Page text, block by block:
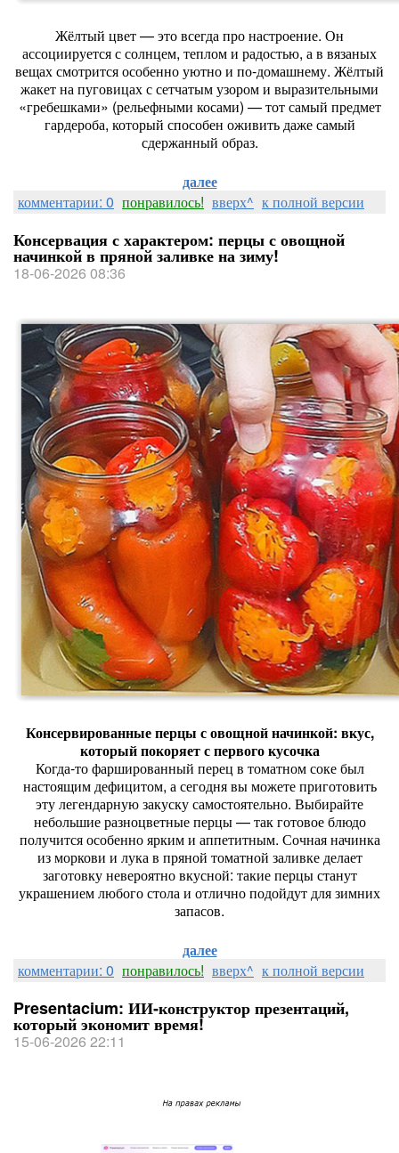
Жёлтый цвет — это всегда про настроение. Он
ассоциируется с солнцем, теплом и радостью, а в вязаных
вещах смотрится особенно уютно и по‑домашнему. Жёлтый
жакет на пуговицах с сетчатым узором и выразительными
«гребешками» (рельефными косами) — тот самый предмет
гардероба, который способен оживить даже самый
сдержанный образ.
далее
комментарии: 0 понравилось! вверх^ к полной версии
Консервация с характером: перцы с овощной
начинкой в пряной заливке на зиму!
18-06-2026 08:36
Консервированныеперцы совощнойначинкой: вкус,
которыйпокоряетспервогокусочка
Когда‑тофаршированный перец в томатномсокебыл
настоящимдефицитом, асегоднявыможетеприготовить
этулегендарнуюзакускусамостоятельно. Выбирайте
небольшиеразноцветныеперцы— такготовоеблюдо
получитсяособеннояркими аппетитным. Сочнаяначинка
изморкови и лукав пряной томатной заливкеделает
заготовкуневероятновкусной: такиеперцыстанут
украшениемлюбогостолаи отличноподойдутдлязимних
запасов.
далее
комментарии: 0 понравилось! вверх^ к полной версии
Presentacium: ИИ‑конструктор презентаций,
который экономит время!
15-06-2026 22:11